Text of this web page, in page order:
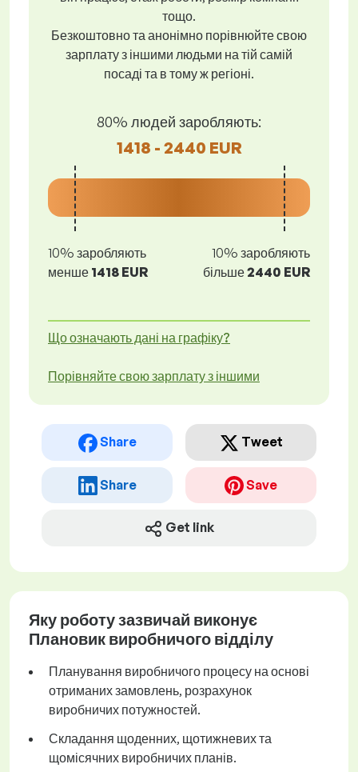
тощо.
Безкоштовно та анонімно порівнюйте свою
зарплату з іншими людьми на тій самій
посаді та в тому ж регіоні.
80% людей заробляють:
1418 - 2440 EUR
10% заробляють
менше 1418 EUR
10% заробляють
більше2440 EUR
Що означають дані на графіку?
Порівняйте свою зарплату з іншими
Share Tweet
Share Save
Get link
Яку роботу зазвичай виконує
Плановик виробничого відділу
Планування виробничого процесу на основі
отриманих замовлень, розрахунок
виробничих потужностей.
Складання щоденних, щотижневих та
щомісячних виробничих планів.